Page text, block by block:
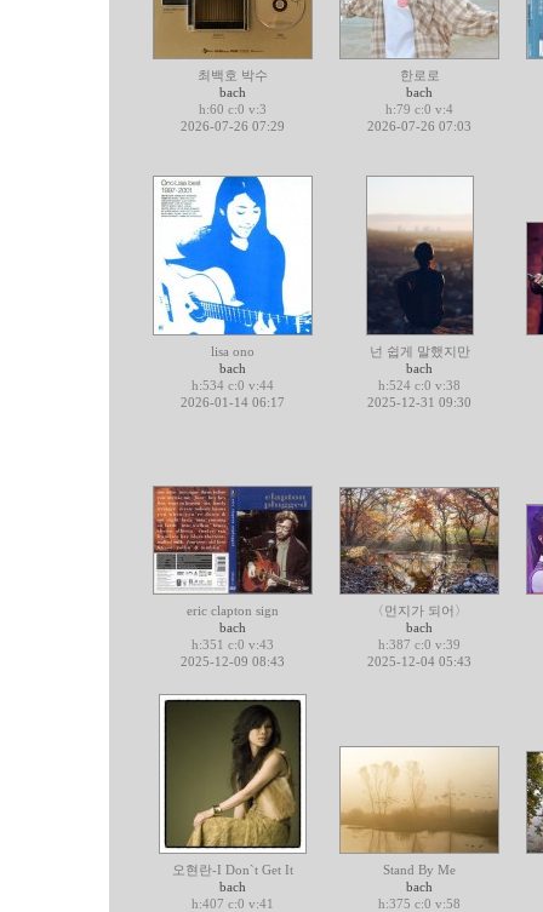
최백호 박수
bach
h:60 c:0 v:3
2026-07-26 07:29
한로로
bach
h:79 c:0 v:4
2026-07-26 07:03
lisa ono
bach
h:534 c:0 v:44
2026-01-14 06:17
넌 쉽게 말했지만
bach
h:524 c:0 v:38
2025-12-31 09:30
eric clapton sign
bach
h:351 c:0 v:43
2025-12-09 08:43
〈먼지가 되어〉
bach
h:387 c:0 v:39
2025-12-04 05:43
오현란-I Don`t Get It
bach
h:407 c:0 v:41
Stand By Me
bach
h:375 c:0 v:58